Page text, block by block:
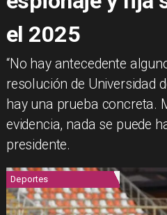
el 2025
​“No hay antecedente
resolución de Universidad
hay una prueba concreta.
evidencia, nada se puede
presidente.
Deportes